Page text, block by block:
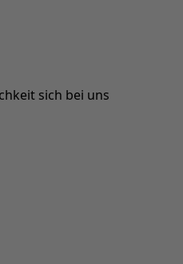
sich bei uns